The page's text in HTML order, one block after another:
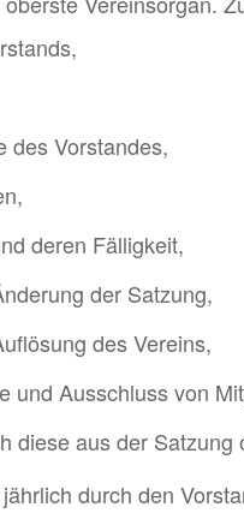
des Vorstandes,
deren Fälligkeit,
der Satzung,
des Vereins,
und Ausschluss von
diese aus der
durch den